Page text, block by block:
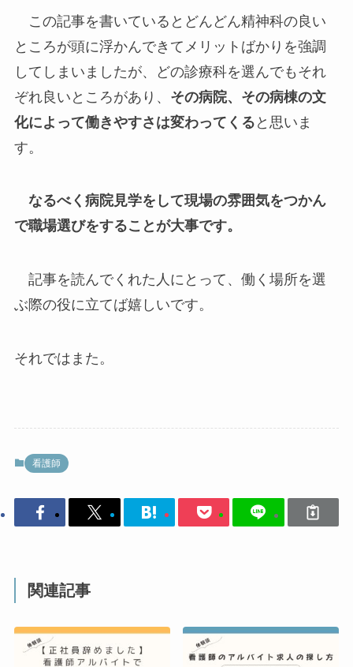
この記事を書いているとどんどん精神科の良い
ところが頭に浮かんできてメリットばかりを強調
してしまいましたが、どの診療科を選んでもそれ
ぞれ良いところがあり、 その病院、その病棟の文
化によって働きやすさは変わってくる と思いま
す。
なるべく病院見学をして現場の雰囲気をつかん
で職場選びをすることが大事です。
記事を読んでくれた人にとって、働く場所を選
ぶ際の役に立てば嬉しいです。
それではまた。
看護師
関連記事